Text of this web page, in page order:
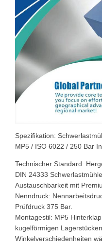
Spezifikation:
MP5 / ISO 6022 / 250 Bar
Technischer Standard:
DIN 24333
Austauschbarkeit mit
Nenndruck:
Prüfdruck 375 Bar.
Montagestil: MP5
kugelförmigen
Winkelverschiedenheiten